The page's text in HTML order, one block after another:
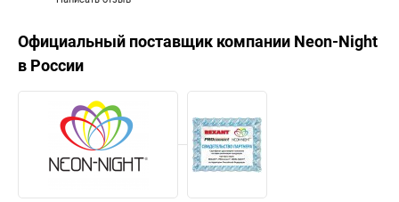
Официальный поставщик компании Neon-Night
в России